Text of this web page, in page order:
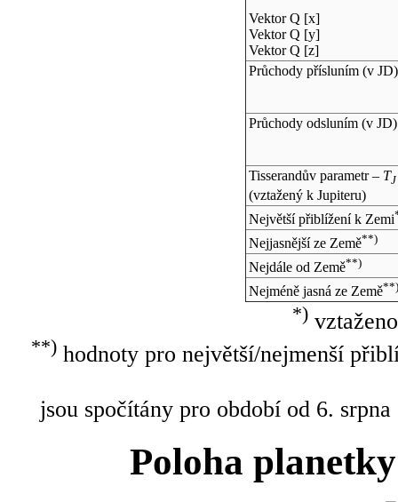
Vektor Q [x]
Vektor Q [y]
Vektor Q [z]
Průchody přísluním (v JD)
Průchody odsluním (v JD)
Tisserandův parametr – TJ
(vztažený k Jupiteru)
Největší přiblížení k Zemi
Nejjasnější ze Země**)
Nejdále od Země**)
Nejméně jasná ze Země**)
*)
**)hodnoty pro největší/nejmenší
jsou spočítány pro období od 6.
Poloha